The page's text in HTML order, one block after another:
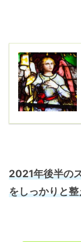
2021年後半の
をしっかりと